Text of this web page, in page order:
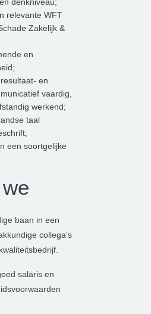
relevante WFT
Zakelijk &
en
en
vaardig,
werkend;
taal
een soortgelijke
baan in een
collega’s
salaris en